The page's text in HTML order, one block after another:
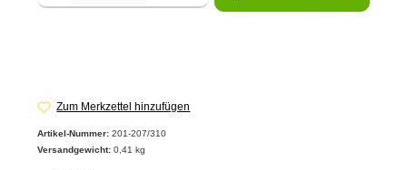
Zum Merkzettel hinzufügen
Artikel-Nummer: 201-207/310
Versandgewicht: 0,41 kg